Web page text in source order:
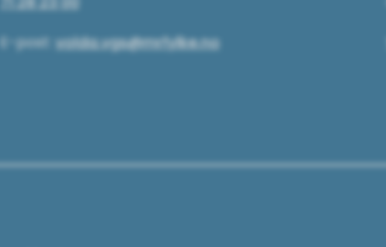
E-post: volda.vgs@mrfylke.no